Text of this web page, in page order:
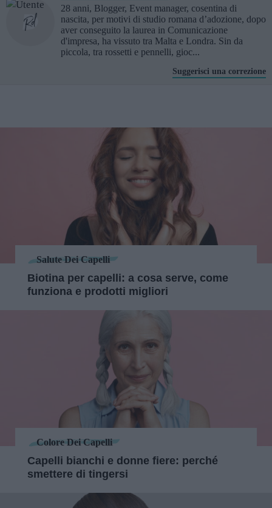
28 anni, Blogger, Event manager, cosentina di
nascita, per motivi di studio romana d’adozione, dopo
aver conseguito la laurea in Comunicazione
d'impresa, ha vissuto tra Malta e Londra. Sin da
piccola, tra rossetti e pennelli, gioc...
Suggerisci una correzione
Salute Dei Capelli
Biotina per capelli: a cosa serve, come
funziona e prodotti migliori
Colore Dei Capelli
Capelli bianchi e donne fiere: perché
smettere di tingersi